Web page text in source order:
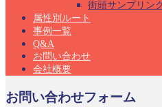
街頭サンプリン
属性別ルート
事例一覧
Q&A
お問い合わせ
会社概要
お問い合わせフォーム